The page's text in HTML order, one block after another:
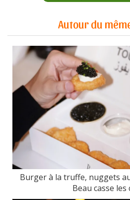
Autour du
Burger à la truffe, nuggets
Beau casse les